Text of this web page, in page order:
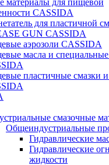
материалы для пищевой
CASSIDA
для пластичной
GUN CASSIDA
аэрозоли CASSIDA
масла и
пластичные смазки
смазочные
Общеиндустриальные
Гидравлические
Гидравлические
жидкости